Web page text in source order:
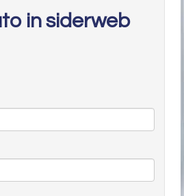
in siderweb